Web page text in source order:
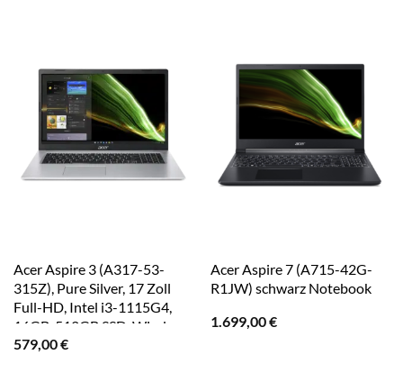
Acer Aspire 3 (A317-53-
315Z), Pure Silver, 17 Zoll
Full-HD, Intel i3-1115G4,
16GB, 512GB SSD, Windows
11 Notebook
579,00€
Acer Aspire 7 (A715-42G-
R1JW) schwarz Notebook
1.699,00€